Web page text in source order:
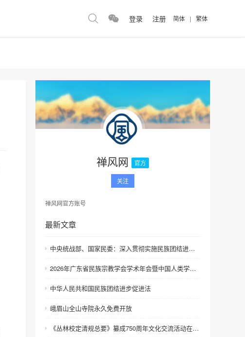
登录 注册 简体 | 繁体
禅风网 官方
关注
禅风网官方账号
最新文章
中央统战部、国家民委：深入贯彻实施民族团结进步促进法 进一步增强中华民族凝聚力向心力
2026年广东省民族宗教学会学术年会暨中国人类学民族学研究会城市民族工作研究专业委员会更名会议在深圳召开
中华人民共和国民族团结进步促进法
峨眉山全山寺院永久免费开放
《丛林校定清规总要》纂成750周年文化交流活动在浙江金华举行